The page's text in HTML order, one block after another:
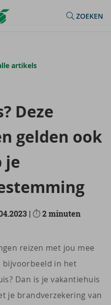
ZOEKEN
artikels
Deze
gel­den ook
je
| ⏱2 minuten
reizen met jou mee
bijvoorbeeld in het
Dan is je vakantiehuis
je brandverzekering van